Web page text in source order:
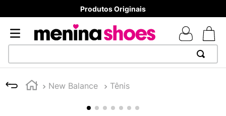
Produtos Originais
New Balance Tênis
1
TÊNIS NEWS BALANCE 530